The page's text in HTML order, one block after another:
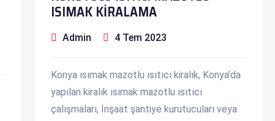
ISIMAK KİRALAMA
Admin 4 Tem 2023
Konya ısımak mazotlu ısıtıcı kiralık, Konya’da
yapılan kiralık ısımak mazotlu ısıtıcı
çalışmaları, İnşaat şantiye kurutucuları veya